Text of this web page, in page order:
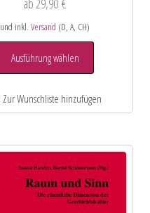
ab29,90€
und inkl.Versand (D, A, CH)
Ausführung wählen